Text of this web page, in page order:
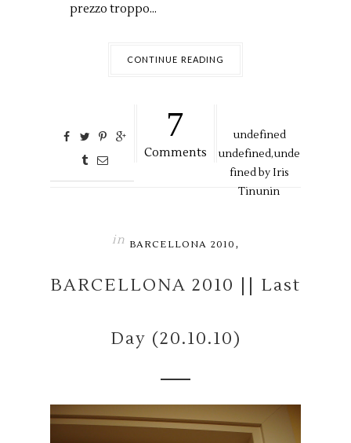
prezzo troppo...
CONTINUE READING
7
Comments
undefined
undefined,unde
fined byIris
Tinunin
in BARCELLONA 2010 ,
BARCELLONA 2010 || Last
Day (20.10.10)